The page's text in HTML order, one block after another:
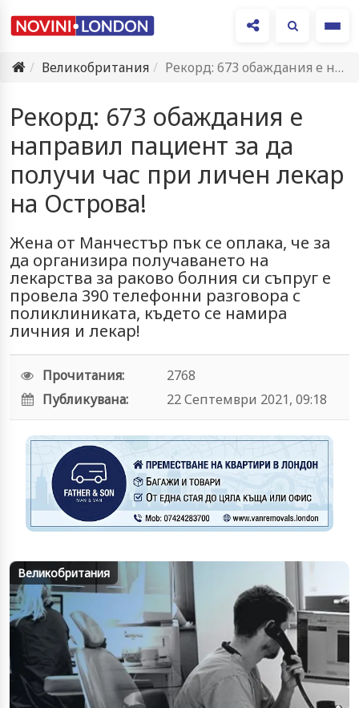
Великобритания
Рекорд: 673 обаждания е направил пациент за да получи час…
Рекорд: 673 обаждания е
направил пациент за да
получи час при личен лекар
на Острова!
Жена от Манчестър пък се оплака, че за
да организира получаването на
лекарства за раково болния си съпруг е
провела 390 телефонни разговора с
поликлиниката, където се намира
личния и лекар!
Прочитания:
2768
Публикувана:
22 Септември 2021, 09:18
Великобритания